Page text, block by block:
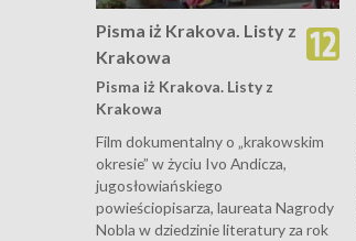
Pisma iż Krakova. Listy z
Krakowa
Pisma iż Krakova. Listy z
Krakowa
Film dokumentalny o „krakowskim
okresie” w życiu Ivo Andicza,
jugosłowiańskiego
powieściopisarza, laureata Nagrody
Nobla w dziedzinie literatury za rok